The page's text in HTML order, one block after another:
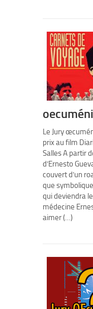
Le Jury
prix au film
Salles A partir
d’Ernesto
couvert d’un
que
qui deviendra
médecine
aimer (…)